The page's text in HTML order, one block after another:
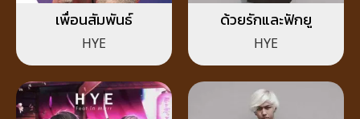
เพื่อนสัมพันธ์
HYE
ด้วยรักและฟักยู
HYE